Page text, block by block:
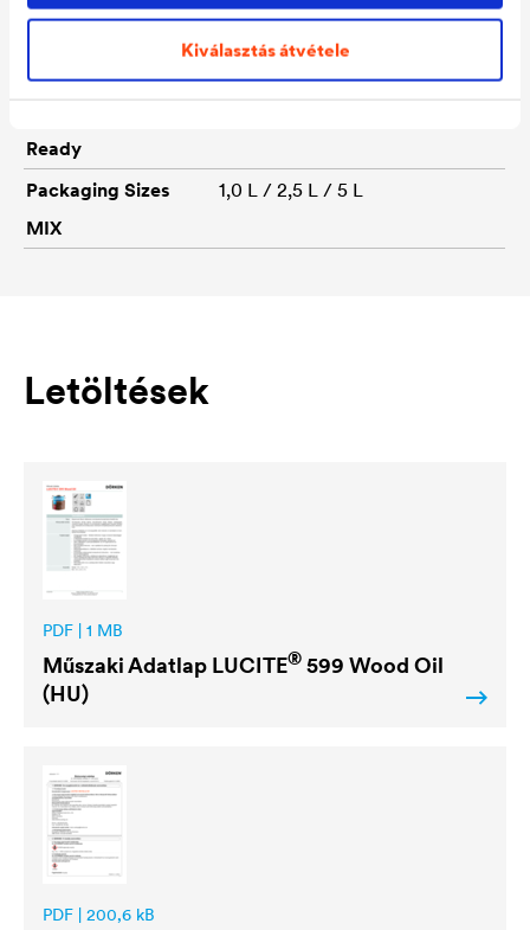
Kiválasztás átvétele
Ready
Packaging Sizes
MIX
1,0 L / 2,5 L / 5 L
Letöltések
PDF | 1 MB
Műszaki Adatlap LUCITE® 599 Wood Oil
(HU)
PDF | 200,6 kB